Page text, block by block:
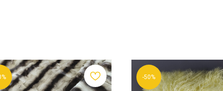
-50%